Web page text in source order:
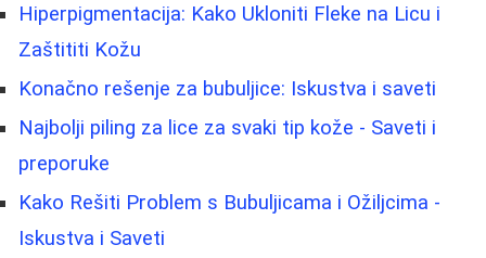
Hiperpigmentacija: Kako Ukloniti Fleke na Licu i
Zaštititi Kožu
Konačno rešenje za bubuljice: Iskustva i saveti
Najbolji piling za lice za svaki tip kože - Saveti i
preporuke
Kako Rešiti Problem s Bubuljicama i Ožiljcima -
Iskustva i Saveti